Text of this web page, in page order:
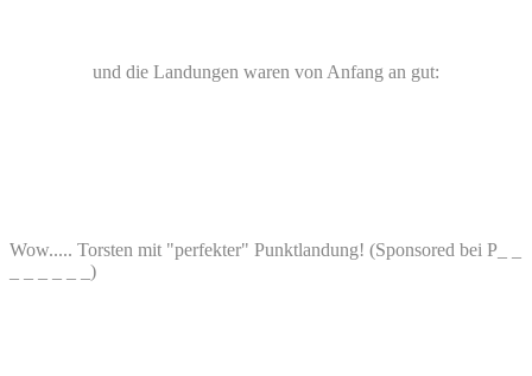
und die Landungen waren von Anfang an gut:
Wow..... Torsten mit "perfekter" Punktlandung! (Sponsored bei P_ _
_ _ _ _ _ _)